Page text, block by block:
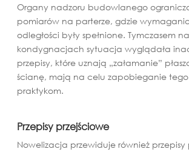
Organy nadzoru budowlanego
pomiarów na parterze, gdzie
odległości były spełnione. Tymczasem
kondygnacjach sytuacja wyglądała
przepisy, które uznają „załamanie”
ścianę, mają na celu zapobieganie
praktykom.
Przepisy przejściowe
Nowelizacja przewiduje również przepisy